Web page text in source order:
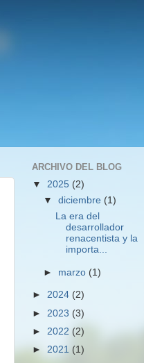
ARCHIVO DEL BLOG
▼ 2025 (2)
▼diciembre (1)
La era del
desarrollador
renacentista y la
importa...
► marzo (1)
► 2024 (2)
► 2023 (3)
► 2022 (2)
► 2021 (1)